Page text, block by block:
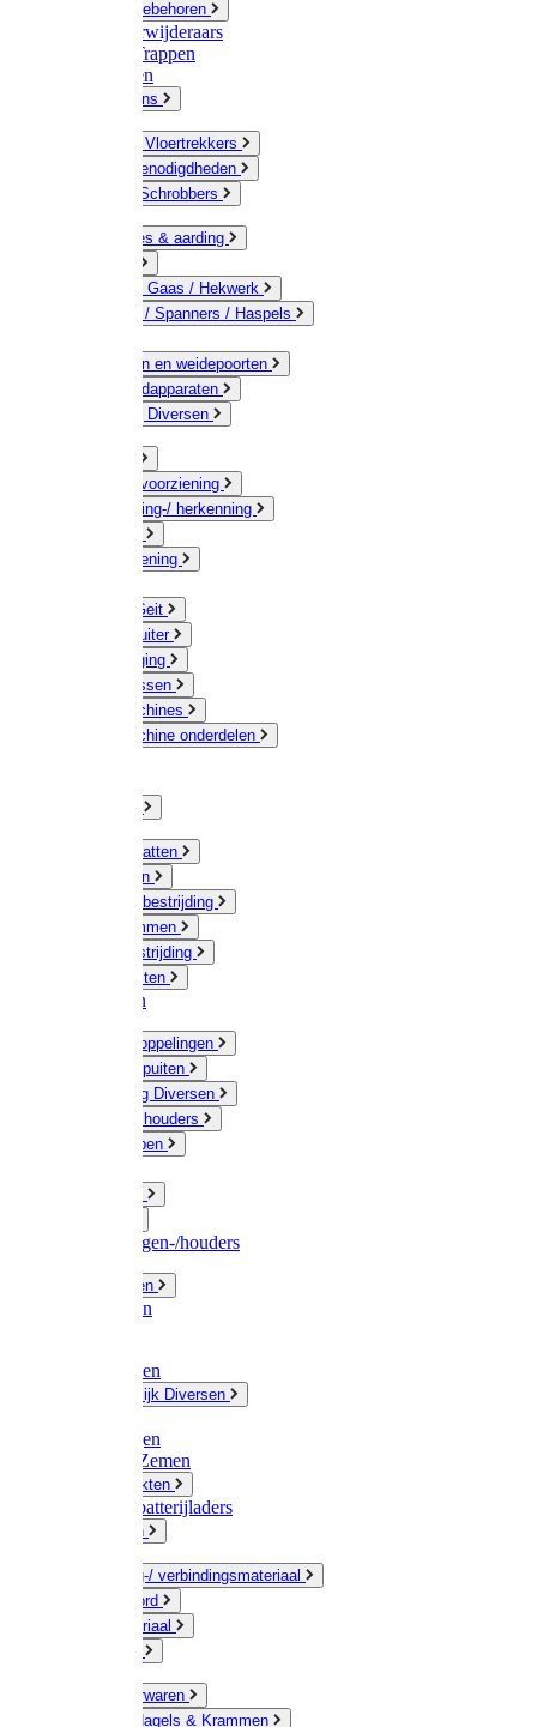
Sledes / toebehoren
Onkruidverwijderaars
Ladders / Trappen
Werkbanken
Betonmolens
Bezems & Vloertrekkers
Schildersbenodigdheden
Borstels / Schrobbers
Accessoires & aarding
Geleiders / Gaas / Hekwerk
Verbinders / Spanners / Haspels
Doorgangen en weidepoorten
Schrikdraadapparaten
Afrastering Diversen
Drinkwatervoorziening
Veemarkering-/ herkenning
Voervoorziening
Schaap / Geit
Paard & Ruiter
Veeverzorging
Scheermessen
Scheermachines
Scheermachine onderdelen
Muizen / Ratten
Drukspuiten
Ongediertebestrijding
Mollenklemmen
Onkruidbestrijding
Vliegenkasten
Meststoffen
Messing koppelingen
Gieters / Spuiten
Besproeiing Diversen
Slangen & houders
Waterpompen
Slangenwagen-/houders
Olie / Vetten
Chemicalien
Plasticzakken
Huishoudelijk Diversen
Zaksluitingen
Sponzen / Zemen
Zeepprodukten
Batterij & batterijladers
Zaklampen
Verpakking-/ verbindingsmateriaal
Touw / Koord
Afdekmateriaal
Kleine ijzerwaren
Spijkers, Nagels & Krammen